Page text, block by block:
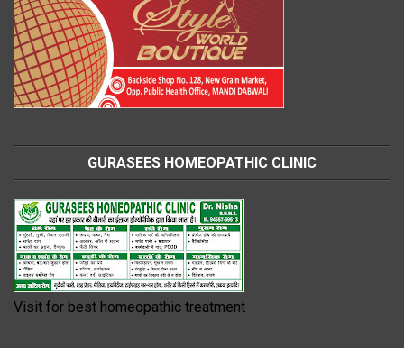
GURASEES HOMEOPATHIC CLINIC
Visit for best homeopathic treatment